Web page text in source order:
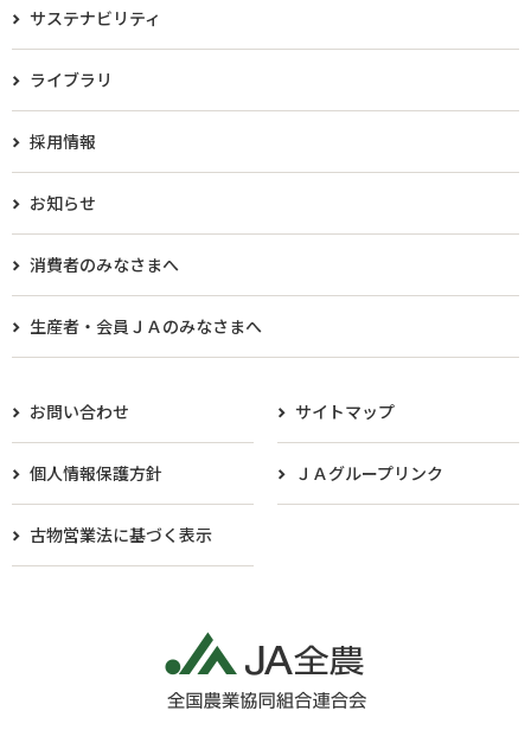
サステナビリティ
ライブラリ
採用情報
お知らせ
消費者のみなさまへ
生産者・会員ＪＡのみなさまへ​
お問い合わせ サイトマップ
個人情報保護方針 ＪＡグループリンク
古物営業法に基づく表示